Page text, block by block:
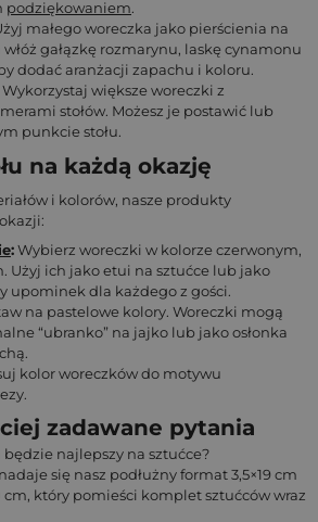
podziękowaniem.
małego woreczka jako pierścienia na
gałązkę rozmarynu, laskę cynamonu
dodać aranżacji zapachu i koloru.
Wykorzystaj większe woreczki z
stołów. Możesz je postawić lub
punkcie stołu.
na każdą okazję
i kolorów, nasze produkty
:Wybierz woreczki w kolorze czerwonym,
Użyj ich jako etui na sztućce lub jako
upominek dla każdego z gości.
na pastelowe kolory. Woreczki mogą
“ubranko” na jajko lub jako osłonka
kolor woreczków do motywu
zadawane pytania
najlepszy na sztućce?
się nasz podłużny format 3,5×19 cm
cm, który pomieści komplet sztućców wraz